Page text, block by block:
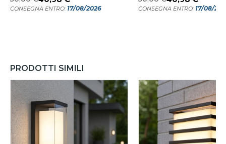
CONSEGNA ENTRO: 17/08/2026 CONSEGNA ENTRO: 17/08/
PRODOTTI SIMILI